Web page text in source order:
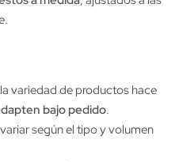
variedad de productos hace
bajo pedido.
según el tipo y volumen